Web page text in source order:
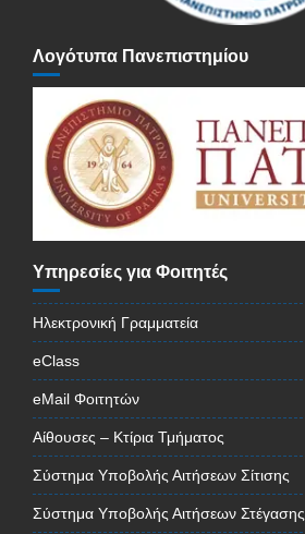
Λογότυπα Πανεπιστημίου
Υπηρεσίες για Φοιτητές
Ηλεκτρονική Γραμματεία
eClass
eMail Φοιτητών
Αίθουσες – Κτίρια Τμήματος
Σύστημα Υποβολής Αιτήσεων Σίτισης
Σύστημα Υποβολής Αιτήσεων Στέγασης